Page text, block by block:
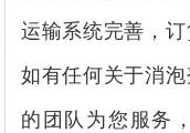
运输系统完善，订
如有任何关于消
的团队为您服务